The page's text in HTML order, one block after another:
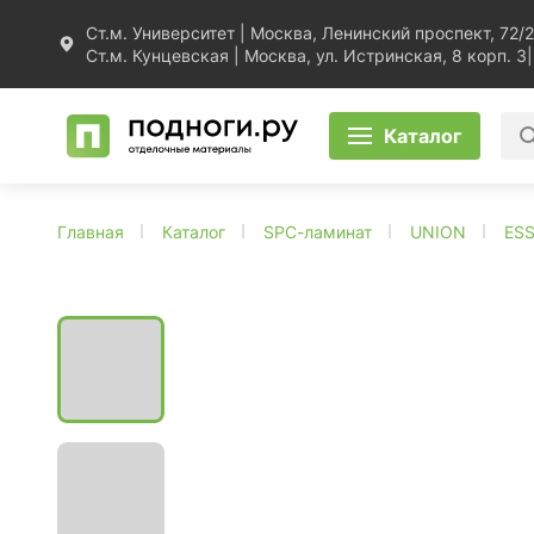
Ст.м. Университет | Москва, Ленинский проспект, 72/2
Ст.м. Кунцевская | Москва, ул. Истринская, 8 корп. 3
Каталог
Главная Каталог SPC-ламинат UNION